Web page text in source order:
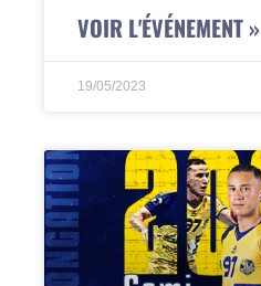
VOIR L'ÉVÉNEMENT »
19/05/2023